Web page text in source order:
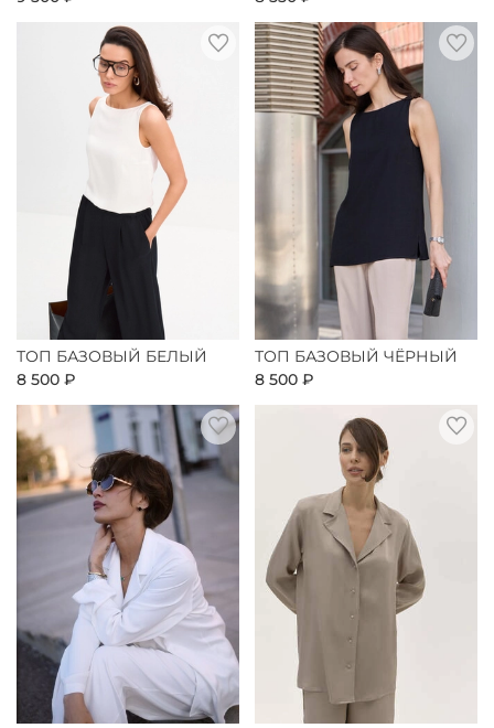
ТОП БАЗОВЫЙ БЕЛЫЙ
8 500 ₽
ТОП БАЗОВЫЙ ЧЁРНЫЙ
8 500 ₽